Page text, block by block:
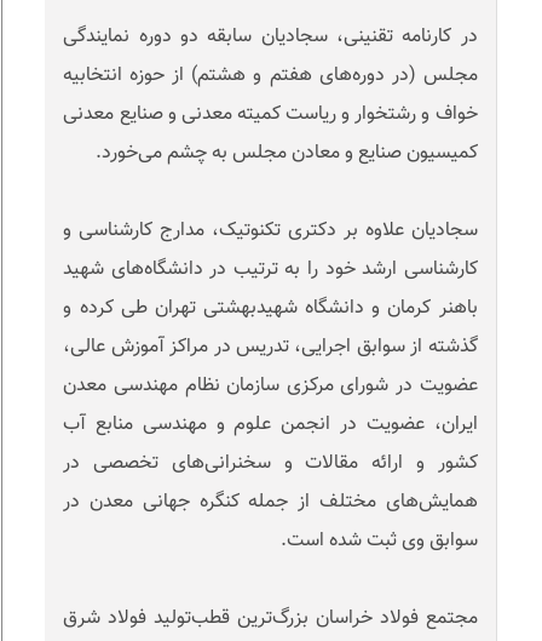
در کارنامه تقنینی، سجادیان سابقه دو‌ دوره نمایندگی
مجلس (در دوره‌های هفتم و هشتم) از حوزه انتخابیه
خواف و رشتخوار و ریاست کمیته معدنی و صنایع معدنی
کمیسیون صنایع و معادن مجلس به چشم می‌خورد.
سجادیان علاوه بر دکتری تکنوتیک، مدارج کارشناسی و
کارشناسی ارشد خود را به ترتیب در دانشگاه‌های شهید
باهنر کرمان و دانشگاه شهیدبهشتی تهران طی کرده و
گذشته از سوابق اجرایی، تدریس در مراکز آموزش عالی،
عضویت در شورای مرکزی سازمان نظام مهندسی معدن
ایران، عضویت در انجمن علوم و مهندسی منابع آب
کشور و ارائه مقالات و سخنرانی‌های تخصصی در
همایش‌های مختلف از جمله کنگره جهانی معدن در
سوابق وی ثبت شده است.
مجتمع فولاد خراسان بزرگ‌ترین قطب‌تولید فولاد شرق